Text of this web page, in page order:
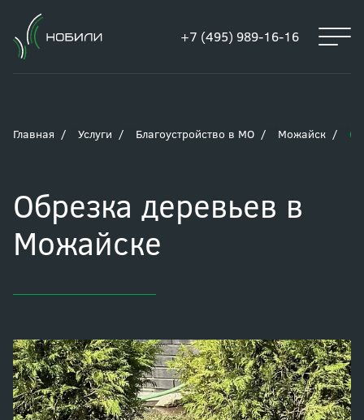
+7 (495) 989-16-16
Главная Услуги Благоустройство в МО Можайск
Обрезка деревьев в
Можайске